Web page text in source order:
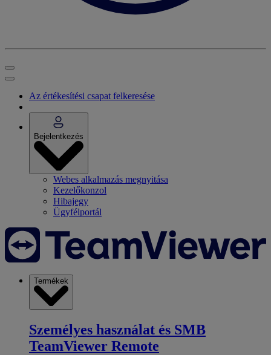
Az értékesítési csapat felkeresése
Bejelentkezés
Webes alkalmazás megnyitása
Kezelőkonzol
Hibajegy
Ügyfélportál
Termékek
Személyes használat és SMB
TeamViewer Remote